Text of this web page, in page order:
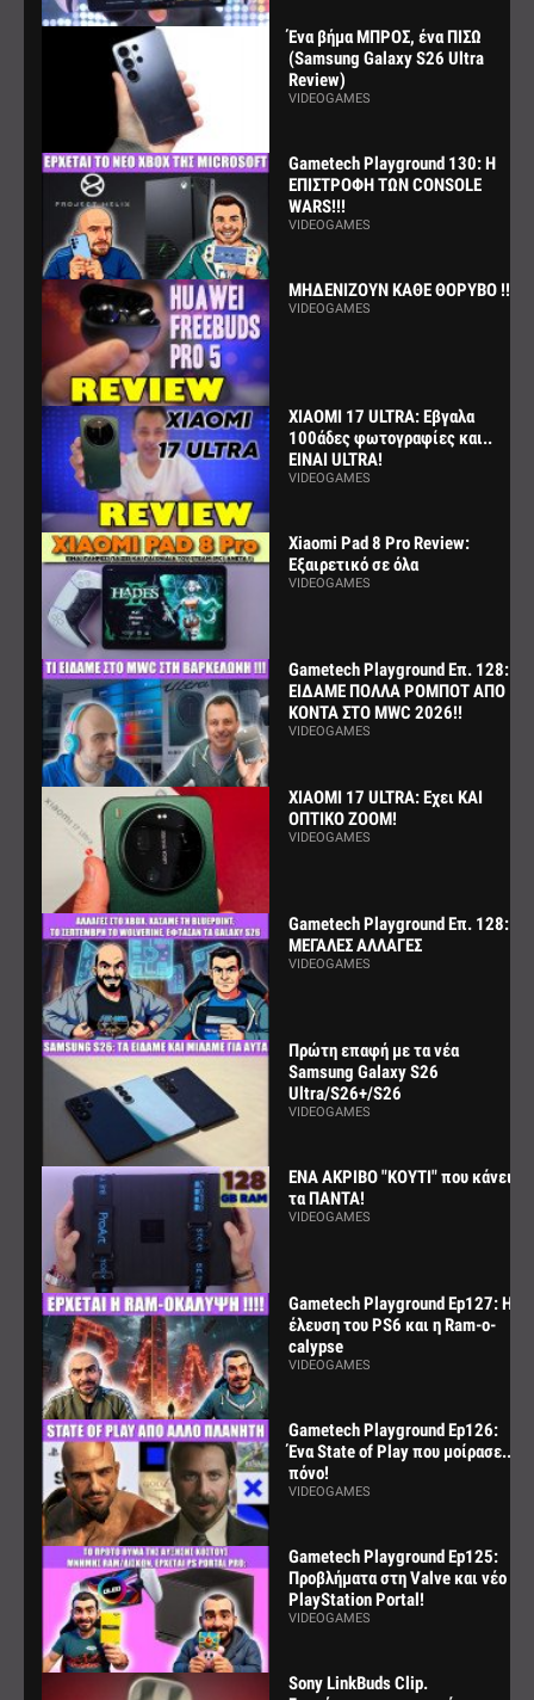
Ένα βήμα ΜΠΡΟΣ, ένα ΠΙΣΩ
(Samsung Galaxy S26 Ultra
Review)
VIDEOGAMES
Gametech Playground 130: Η
ΕΠΙΣΤΡΟΦΗ ΤΩΝ CONSOLE
WARS!!!
VIDEOGAMES
ΜΗΔΕΝΙΖΟΥΝ ΚΑΘΕ ΘΟΡΥΒΟ !!!
VIDEOGAMES
XIAOMI 17 ULTRA: Εβγαλα
100άδες φωτογραφίες και..
ΕΙΝΑΙ ULTRA!
VIDEOGAMES
Xiaomi Pad 8 Pro Review:
Εξαιρετικό σε όλα
VIDEOGAMES
Gametech Playground Επ. 128:
ΕΙΔΑΜΕ ΠΟΛΛΑ ΡΟΜΠΟΤ ΑΠΟ
ΚΟΝΤΑ ΣΤΟ MWC 2026!!
VIDEOGAMES
XIAOMI 17 ULTRA: Εχει ΚΑΙ
ΟΠΤΙΚΟ ZOOM!
VIDEOGAMES
Gametech Playground Επ. 128:
ΜΕΓΑΛΕΣ ΑΛΛΑΓΕΣ
VIDEOGAMES
Πρώτη επαφή με τα νέα
Samsung Galaxy S26
Ultra/S26+/S26
VIDEOGAMES
ΕΝΑ ΑΚΡΙΒΟ "ΚΟΥΤΙ" που κάνει
τα ΠΑΝΤΑ!
VIDEOGAMES
Gametech Playground Ep127: Η
έλευση του PS6 και η Ram-o-
calypse
VIDEOGAMES
Gametech Playground Ep126:
Ένα State of Play που μοίρασε...
πόνο!
VIDEOGAMES
Gametech Playground Ep125:
Προβλήματα στη Valve και νέο
PlayStation Portal!
VIDEOGAMES
Sony LinkBuds Clip.